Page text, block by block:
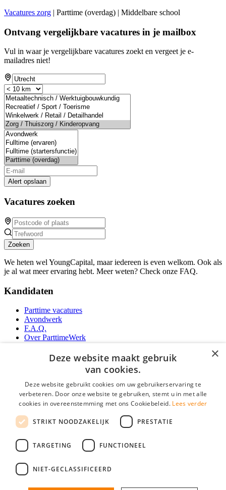
Vacatures zorg | Parttime (overdag) | Middelbare school
Ontvang vergelijkbare vacatures in je mailbox
Vul in waar je vergelijkbare vacatures zoekt en vergeet je e-
mailadres niet!
Alert opslaan
Vacatures zoeken
Zoeken
We heten wel YoungCapital, maar iedereen is even welkom. Ook als
je al wat meer ervaring hebt. Meer weten? Check onze FAQ.
Kandidaten
Parttime vacatures
Avondwerk
F.A.Q.
Over ParttimeWerk
YoungCapital Android App
Parttime personeel
Vacature aanmelden
Partners
Social
×
Deze website maakt gebruik
van cookies.
Deze website gebruikt cookies om uw gebruikerservaring te
verbeteren. Door onze website te gebruiken, stemt u in met alle
cookies in overeenstemming met ons Cookiebeleid. Lees verder
STRIKT NOODZAKELIJK PRESTATIE
TARGETING FUNCTIONEEL
NIET-GECLASSIFICEERD